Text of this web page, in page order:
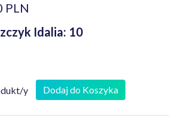
PLN
Idalia: 10
y Dodaj do Koszyka